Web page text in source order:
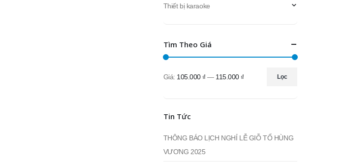
Thiết bị karaoke
Tìm Theo Giá
thấp
cao
Lọc
Giá: 105.000 ₫ — 115.000 ₫
Tin Tức
THÔNG BÁO LỊCH NGHỈ LỄ GIỖ TỔ HÙNG
VƯƠNG 2025